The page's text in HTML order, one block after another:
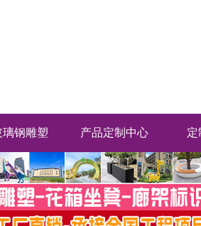
璃钢雕塑 产品定制中心 定